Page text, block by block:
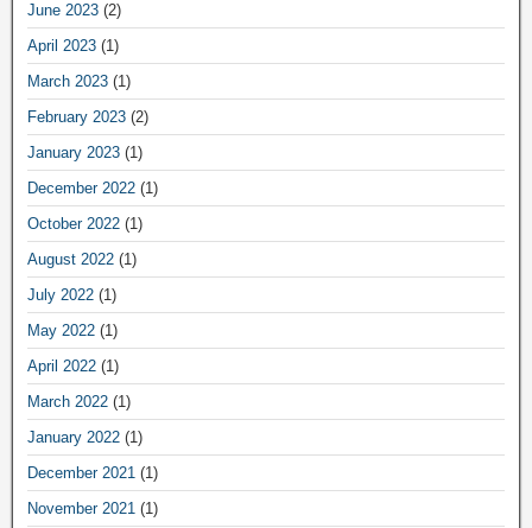
June 2023 (2)
April 2023 (1)
March 2023 (1)
February 2023 (2)
January 2023 (1)
December 2022 (1)
October 2022 (1)
August 2022 (1)
July 2022 (1)
May 2022 (1)
April 2022 (1)
March 2022 (1)
January 2022 (1)
December 2021 (1)
November 2021 (1)